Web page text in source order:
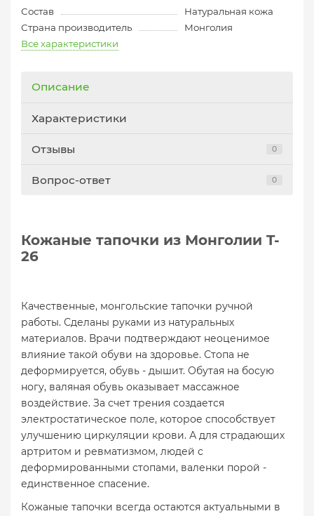
Состав
Натуральная кожа
Страна производитель
Монголия
Все характеристики
Описание
Характеристики
Отзывы 0
Вопрос-ответ 0
Кожаные тапочки из Монголии T-
26
Качественные, монгольские тапочки ручной
работы. Сделаны руками из натуральных
материалов. Врачи подтверждают неоценимое
влияние такой обуви на здоровье. Стопа не
деформируется, обувь - дышит. Обутая на босую
ногу, валяная обувь оказывает массажное
воздействие. За счет трения создается
электростатическое поле, которое способствует
улучшению циркуляции крови. А для страдающих
артритом и ревматизмом, людей с
деформированными стопами, валенки порой -
единственное спасение.
Кожаные тапочки всегда остаются актуальными в